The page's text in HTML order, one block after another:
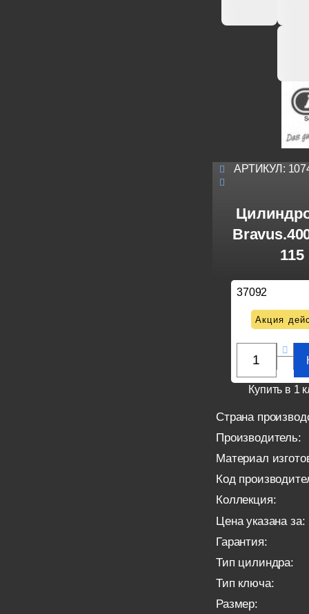
АРТИКУЛ:
115
37092
Акция
Купить в 1
Страна
Производитель:
Материал
Код
Коллекция:
Цена указана за:
Гарантия:
Тип цилиндра:
Тип ключа:
Размер: